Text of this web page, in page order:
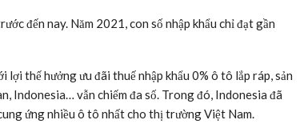
đến nay. Năm 2021, con số nhập khẩu chỉ đạt gần
thế hưởng ưu đãi thuế nhập khẩu 0% ô tô lắp ráp, sản
Indonesia… vẫn chiếm đa số. Trong đó, Indonesia đã
ứng nhiều ô tô nhất cho thị trường Việt Nam.